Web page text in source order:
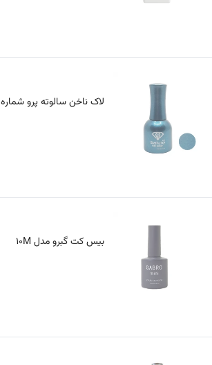
لاک ناخن سالوته پرو شماره 48
بیس کت گبرو مدل 10M